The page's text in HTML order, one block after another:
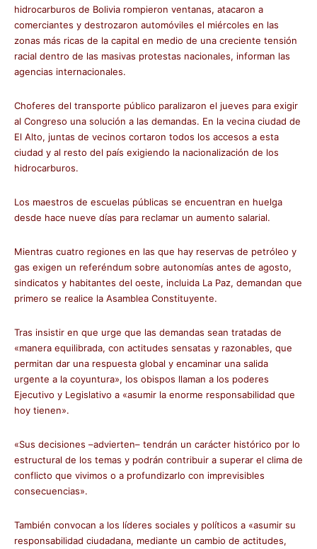
hidrocarburos de Bolivia rompieron ventanas, atacaron a
comerciantes y destrozaron automóviles el miércoles en las
zonas más ricas de la capital en medio de una creciente tensión
racial dentro de las masivas protestas nacionales, informan las
agencias internacionales.
Choferes del transporte público paralizaron el jueves para exigir
al Congreso una solución a las demandas. En la vecina ciudad de
El Alto, juntas de vecinos cortaron todos los accesos a esta
ciudad y al resto del país exigiendo la nacionalización de los
hidrocarburos.
Los maestros de escuelas públicas se encuentran en huelga
desde hace nueve días para reclamar un aumento salarial.
Mientras cuatro regiones en las que hay reservas de petróleo y
gas exigen un referéndum sobre autonomías antes de agosto,
sindicatos y habitantes del oeste, incluida La Paz, demandan que
primero se realice la Asamblea Constituyente.
Tras insistir en que urge que las demandas sean tratadas de
«manera equilibrada, con actitudes sensatas y razonables, que
permitan dar una respuesta global y encaminar una salida
urgente a la coyuntura», los obispos llaman a los poderes
Ejecutivo y Legislativo a «asumir la enorme responsabilidad que
hoy tienen».
«Sus decisiones –advierten– tendrán un carácter histórico por lo
estructural de los temas y podrán contribuir a superar el clima de
conflicto que vivimos o a profundizarlo con imprevisibles
consecuencias».
También convocan a los líderes sociales y políticos a «asumir su
responsabilidad ciudadana, mediante un cambio de actitudes,